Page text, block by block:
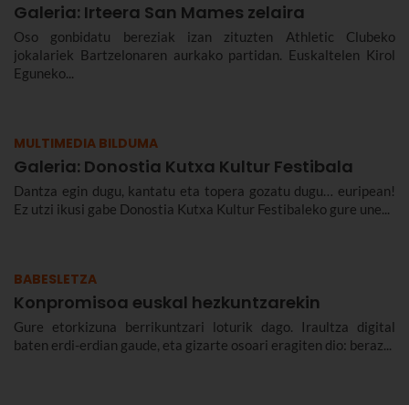
Galeria: Irteera San Mames zelaira
Oso gonbidatu bereziak izan zituzten Athletic Clubeko
jokalariek Bartzelonaren aurkako partidan. Euskaltelen Kirol
Eguneko...
MULTIMEDIA BILDUMA
Galeria: Donostia Kutxa Kultur Festibala
Dantza egin dugu, kantatu eta topera gozatu dugu… euripean!
Ez utzi ikusi gabe Donostia Kutxa Kultur Festibaleko gure une...
BABESLETZA
Konpromisoa euskal hezkuntzarekin
Gure etorkizuna berrikuntzari loturik dago. Iraultza digital
baten erdi-erdian gaude, eta gizarte osoari eragiten dio: beraz...